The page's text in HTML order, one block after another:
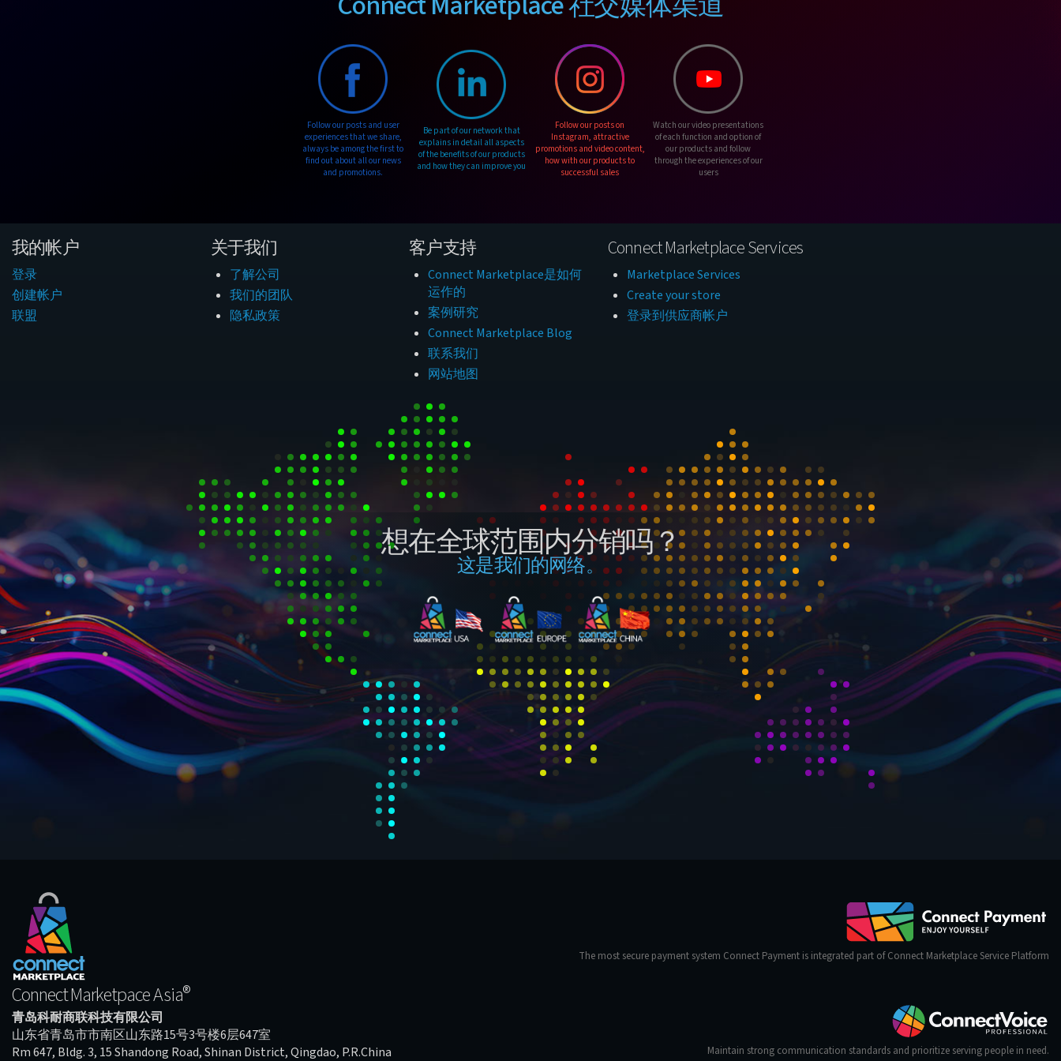
Follow our posts and user
experiences that we share,
always be among the first to
find out about all our news
and promotions.
Be part of our network that
explains in detail all aspects
of the benefits of our products
and how they can improve you
Follow our posts on
Instagram, attractive
promotions and video content,
how with our products to
successful sales
Watch our video presentations
of each function and option of
our products and follow
through the experiences of our
users
我的帐户
登录
创建帐户
联盟
关于我们
了解公司
我们的团队
隐私政策
客户支持
Connect Marketplace是如何
运作的
案例研究
Connect Marketplace Blog
联系我们
网站地图
Connect Marketplace Services
Marketplace Services
Create your store
登录到供应商帐户
想在全球范围内分销吗？
这是我们的网络。
Connect Marketpace Asia®
青岛科耐商联科技有限公司
山东省青岛市市南区山东路15号3号楼6层647室
Rm 647, Bldg. 3, 15 Shandong Road, Shinan District, Qingdao, P.R.China
The most secure payment system Connect Payment is integrated part of Connect Marketplace Service Platform
Maintain strong communication standards and prioritize serving people in need.